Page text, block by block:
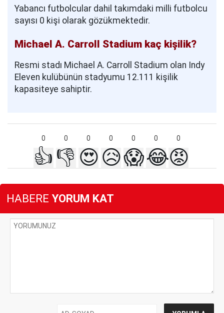
Yabancı futbolcular dahil takımdaki milli futbolcu
sayısı 0 kişi olarak gözükmektedir.
Michael A. Carroll Stadium kaç kişilik?
Resmi stadı Michael A. Carroll Stadium olan Indy
Eleven kulübünün stadyumu 12.111 kişilik
kapasiteye sahiptir.
0 0 0 0 0 0 0
👍 👎 😍😥😱😂😡
HABERE YORUM KAT